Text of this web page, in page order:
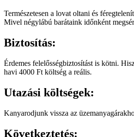
Természetesen a lovat oltani és
Mivel négylábú barátaink időnként
Biztosítás:
Érdemes felelősségbiztosítást is kötni.
havi 4000 Ft költség a reális.
Utazási költségek:
Kanyarodjunk vissza az
Következtetés: